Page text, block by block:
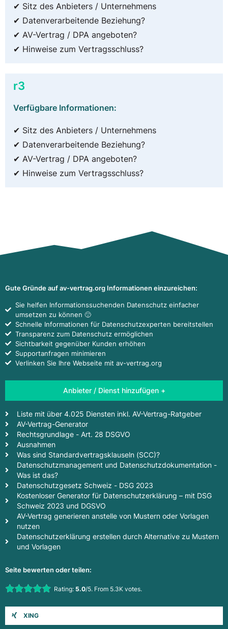
✔ Sitz des Anbieters / Unternehmens
✔ Datenverarbeitende Beziehung?
✔ AV-Vertrag / DPA angeboten?
✔ Hinweise zum Vertragsschluss?
r3
Verfügbare Informationen:
✔ Sitz des Anbieters / Unternehmens
✔ Datenverarbeitende Beziehung?
✔ AV-Vertrag / DPA angeboten?
✔ Hinweise zum Vertragsschluss?
Gute Gründe auf av-vertrag.org Informationen einzureichen:
Sie helfen Informationssuchenden Datenschutz einfacher
umsetzen zu können 🙂
Schnelle Informationen für Datenschutzexperten bereitstellen
Transparenz zum Datenschutz ermöglichen
Sichtbarkeit gegenüber Kunden erhöhen
Supportanfragen minimieren
Verlinken Sie Ihre Webseite mit av-vertrag.org
Anbieter / Dienst hinzufügen +
Liste mit über 4.025 Diensten inkl. AV-Vertrag-Ratgeber
AV-Vertrag-Generator
Rechtsgrundlage - Art. 28 DSGVO
Ausnahmen
Was sind Standardvertragsklauseln (SCC)?
Datenschutzmanagement und Datenschutzdokumentation -
Was ist das?
Datenschutzgesetz Schweiz - DSG 2023
Kostenloser Generator für Datenschutzerklärung – mit DSG
Schweiz 2023 und DGSVO
AV-Vertrag generieren anstelle von Mustern oder Vorlagen
nutzen
Datenschutzerklärung erstellen durch Alternative zu Mustern
und Vorlagen
Seite bewerten oder teilen:
Rate this item:Rating: 5.0/5. From 5.3K votes.
XING